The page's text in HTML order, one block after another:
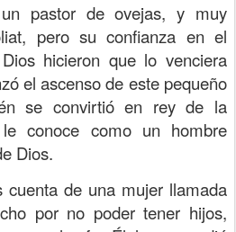
pastor de ovejas, y muy
pero su confianza en el
hicieron que lo venciera
el ascenso de este pequeño
se convirtió en rey de la
conoce como un hombre
Dios.
cuenta de una mujer llamada
por no poder tener hijos,